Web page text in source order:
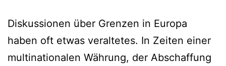
Diskussionen über Grenzen in Europa
haben oft etwas veraltetes. In Zeiten einer
multinationalen Währung, der Abschaffung